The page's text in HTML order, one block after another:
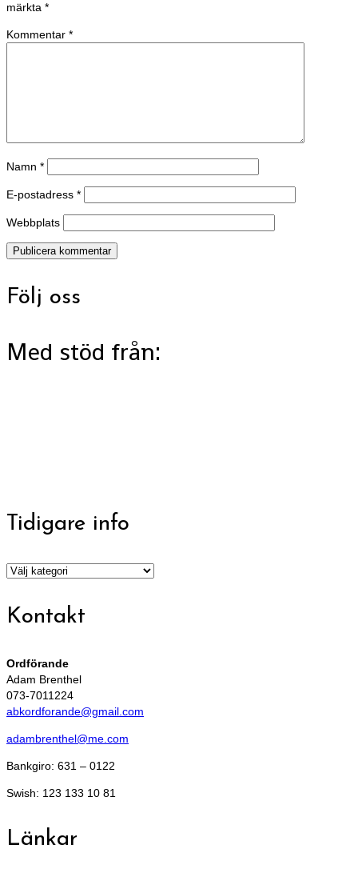
märkta *
Kommentar *
Namn *
E-postadress *
Webbplats
Följ oss
Med stöd från:
Tidigare info
Tidigare
Kontakt
Ordförande
Adam Brenthel
073-7011224
abkordforande@gmail.com
adambrenthel@me.com
Bankgiro: 631 – 0122
Swish: 123 133 10 81
Länkar